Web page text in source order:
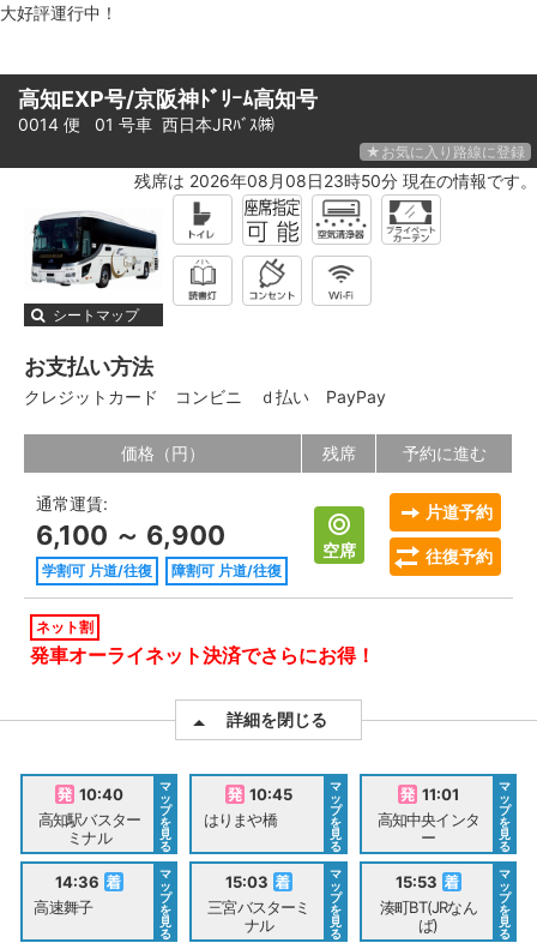
大好評運行中！
高知EXP号/京阪神ﾄﾞﾘｰﾑ高知号
0014 便 01 号車 西日本JRﾊﾞｽ㈱
★お気に入り路線に登録
残席は 2026年08月08日23時50分 現在の情報です。
シートマップ
お支払い方法
クレジットカード コンビニ ｄ払い PayPay
価格（円） 残席 予約に進む
通常運賃:
6,100 ～ 6,900
学割可 片道/往復 障割可 片道/往復
空席
片道予約
往復予約
ネット割
発車オーライネット決済でさらにお得！
詳細を閉じる
10:40
高知駅バスター
ミナル
マ
ッ
プ
を
見
る
10:45
はりまや橋
マ
ッ
プ
を
見
る
11:01
高知中央インタ
ー
マ
ッ
プ
を
見
る
14:36
高速舞子
マ
ッ
プ
を
見
る
15:03
三宮バスターミ
ナル
マ
ッ
プ
を
見
る
15:53
湊町BT(JRなん
ば)
マ
ッ
プ
を
見
る